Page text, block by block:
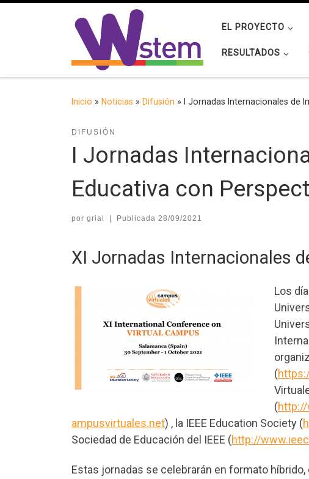
Saltar al contenido
EL PROYECTO
RESULTADOS
Inicio » Noticias » Difusión » I Jornadas Internacionales de
DIFUSIÓN
I Jornadas
Educativa con
por grial Publicada 28/09/2021
XI Jornadas Internacionales
Los
(
(http://
ampusvirtuales.net) , la IEEE Education Society (
Sociedad de Educación del IEEE (http://
Estas jornadas se celebrarán en formato